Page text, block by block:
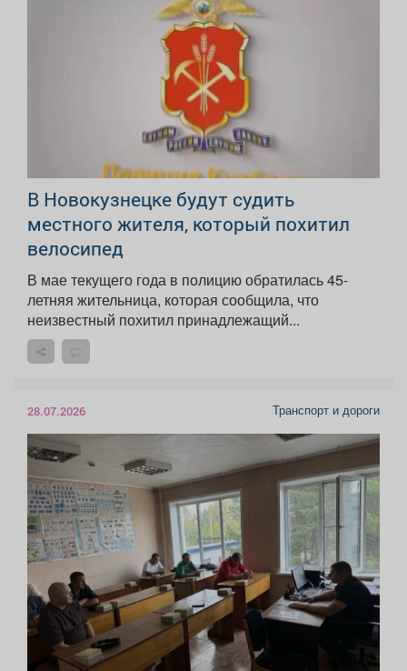
В Новокузнецке будут судить
местного жителя, который похитил
велосипед
В мае текущего года в полицию обратилась 45-
летняя жительница, которая сообщила, что
неизвестный похитил принадлежащий...
28.07.2026 Транспорт и дороги